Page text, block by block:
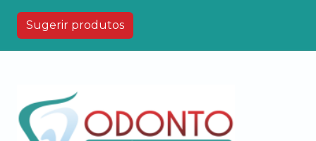
Sugerir produtos